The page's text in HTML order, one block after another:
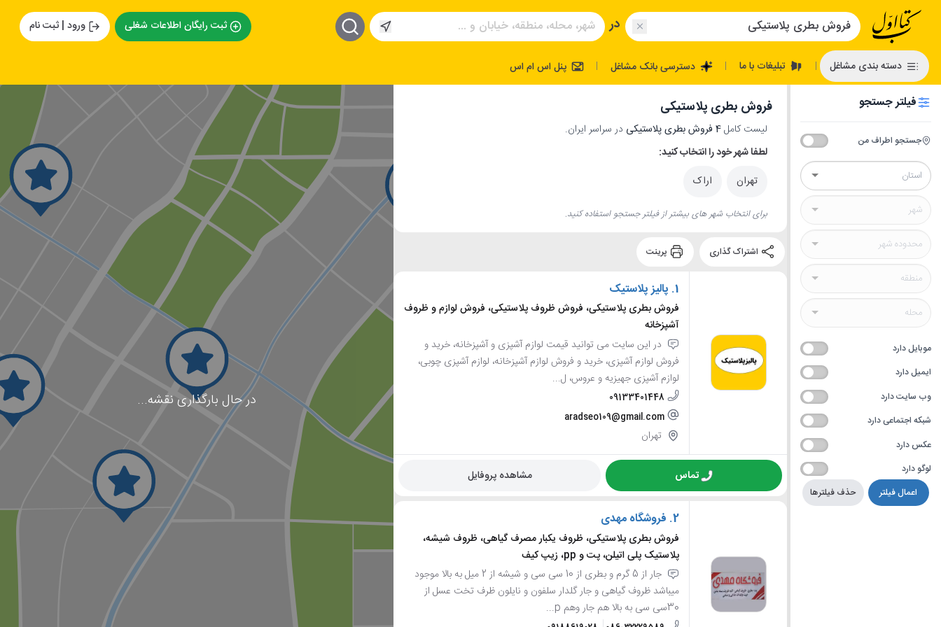
در ثبت رایگان اطلاعات شغلی ورود | ثبت نام
دسته بندی مشاغل | تبلیغات با ما | دسترسی بانک مشاغل | پنل اس ام اس
فیلتر جستجو
جستجو اطراف من
موبایل دارد
ایمیل دارد
وب سایت دارد
شبکه اجتماعی دارد
عکس دارد
لوگو دارد
حذف فیلترها
اعمال فیلتر
فروش بطری پلاستیکی
لیست کامل4 فروش بطری پلاستیکی
در سراسر ایران.
لطفا شهر خود را انتخاب کنید:
تهران
اراک
برای انتخاب شهر های بیشتر از فیلتر جستجو استفاده کنید.
1. پالیز پلاستیک
فروش بطری پلاستیکی، فروش ظروف پلاستیکی، فروش لوازم و ظروف
آشپزخانه
در این سایت می توانید قیمت لوازم آشپزی و آشپزخانه، خرید و
فروش لوازم آشپزی، خرید و فروش لوازم آشپزخانه، لوازم آشپزی چوبی،
لوازم آشپزی جهیزیه و عروس، ل...
09133401448
aradseo109@gmail.com
تهران
تماس مشاهده پروفایل
2. فروشگاه مهدی
فروش بطری پلاستیکی، ظروف یکبار مصرف گیاهی، ظروف شیشه،
پلاستیک پلی اتیلن، پت و pp، زیپ کیف
جار از 5 گرم و بطری از 10 سی سی و شیشه از 2 میل به بالا موجود
میباشد ظروف گیاهی و جار گلدار سلفون و نایلون ظرف تخت عسل از
30سی سی به بالا هم جار وهم p...
در حال بارگذاری نقشه...